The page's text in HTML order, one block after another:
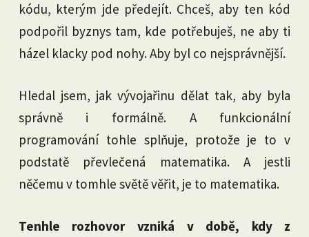
kódu, kterým jde předejít. Chceš, aby ten kód
podpořil byznys tam, kde potřebuješ, ne aby ti
házel klacky pod nohy. Aby byl co nejsprávnější.
Hledal jsem, jak vývojařinu dělat tak, aby byla
správně i formálně. A funkcionální
programování tohle splňuje, protože je to v
podstatě převlečená matematika. A jestli
něčemu v tomhle světě věřit, je to matematika.
Tenhle rozhovor vzniká v době, kdy z